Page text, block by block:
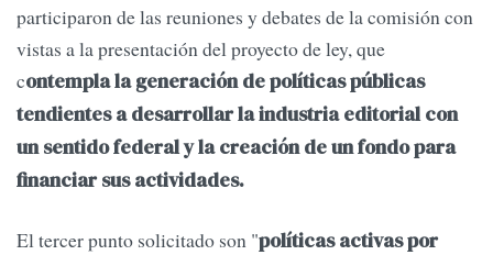
participaron de las reuniones y debates de la comisión con
vistas a la presentación del proyecto de ley, que
contempla la generación de políticas públicas
tendientes a desarrollar la industria editorial con
un sentido federal y la creación de un fondo para
financiar sus actividades.
El tercer punto solicitado son "políticas activas por